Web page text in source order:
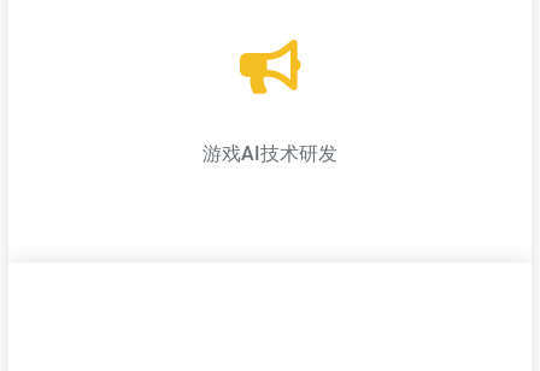
游戏引擎开发与优化
开发与优化游戏引擎，帮助游戏公司提升游戏的性能、画质与开
游戏AI技术研发